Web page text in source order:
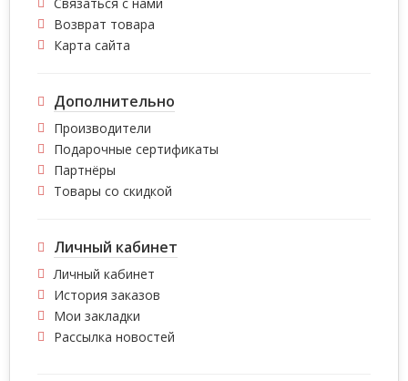
Возврат товара
Карта сайта
Дополнительно
Производители
Подарочные сертификаты
Партнёры
Товары со скидкой
Личный кабинет
Личный кабинет
История заказов
Мои закладки
Рассылка новостей